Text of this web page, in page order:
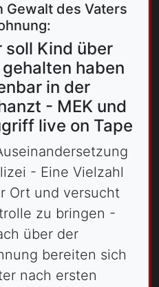
Gewalt des Vaters
Kind über
haben
in der
- MEK und
live on Tape
- Eine Vielzahl
Ort und versucht
zu bringen -
über der
bereiten sich
nach ersten